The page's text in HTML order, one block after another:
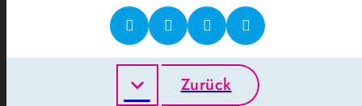
Zurück